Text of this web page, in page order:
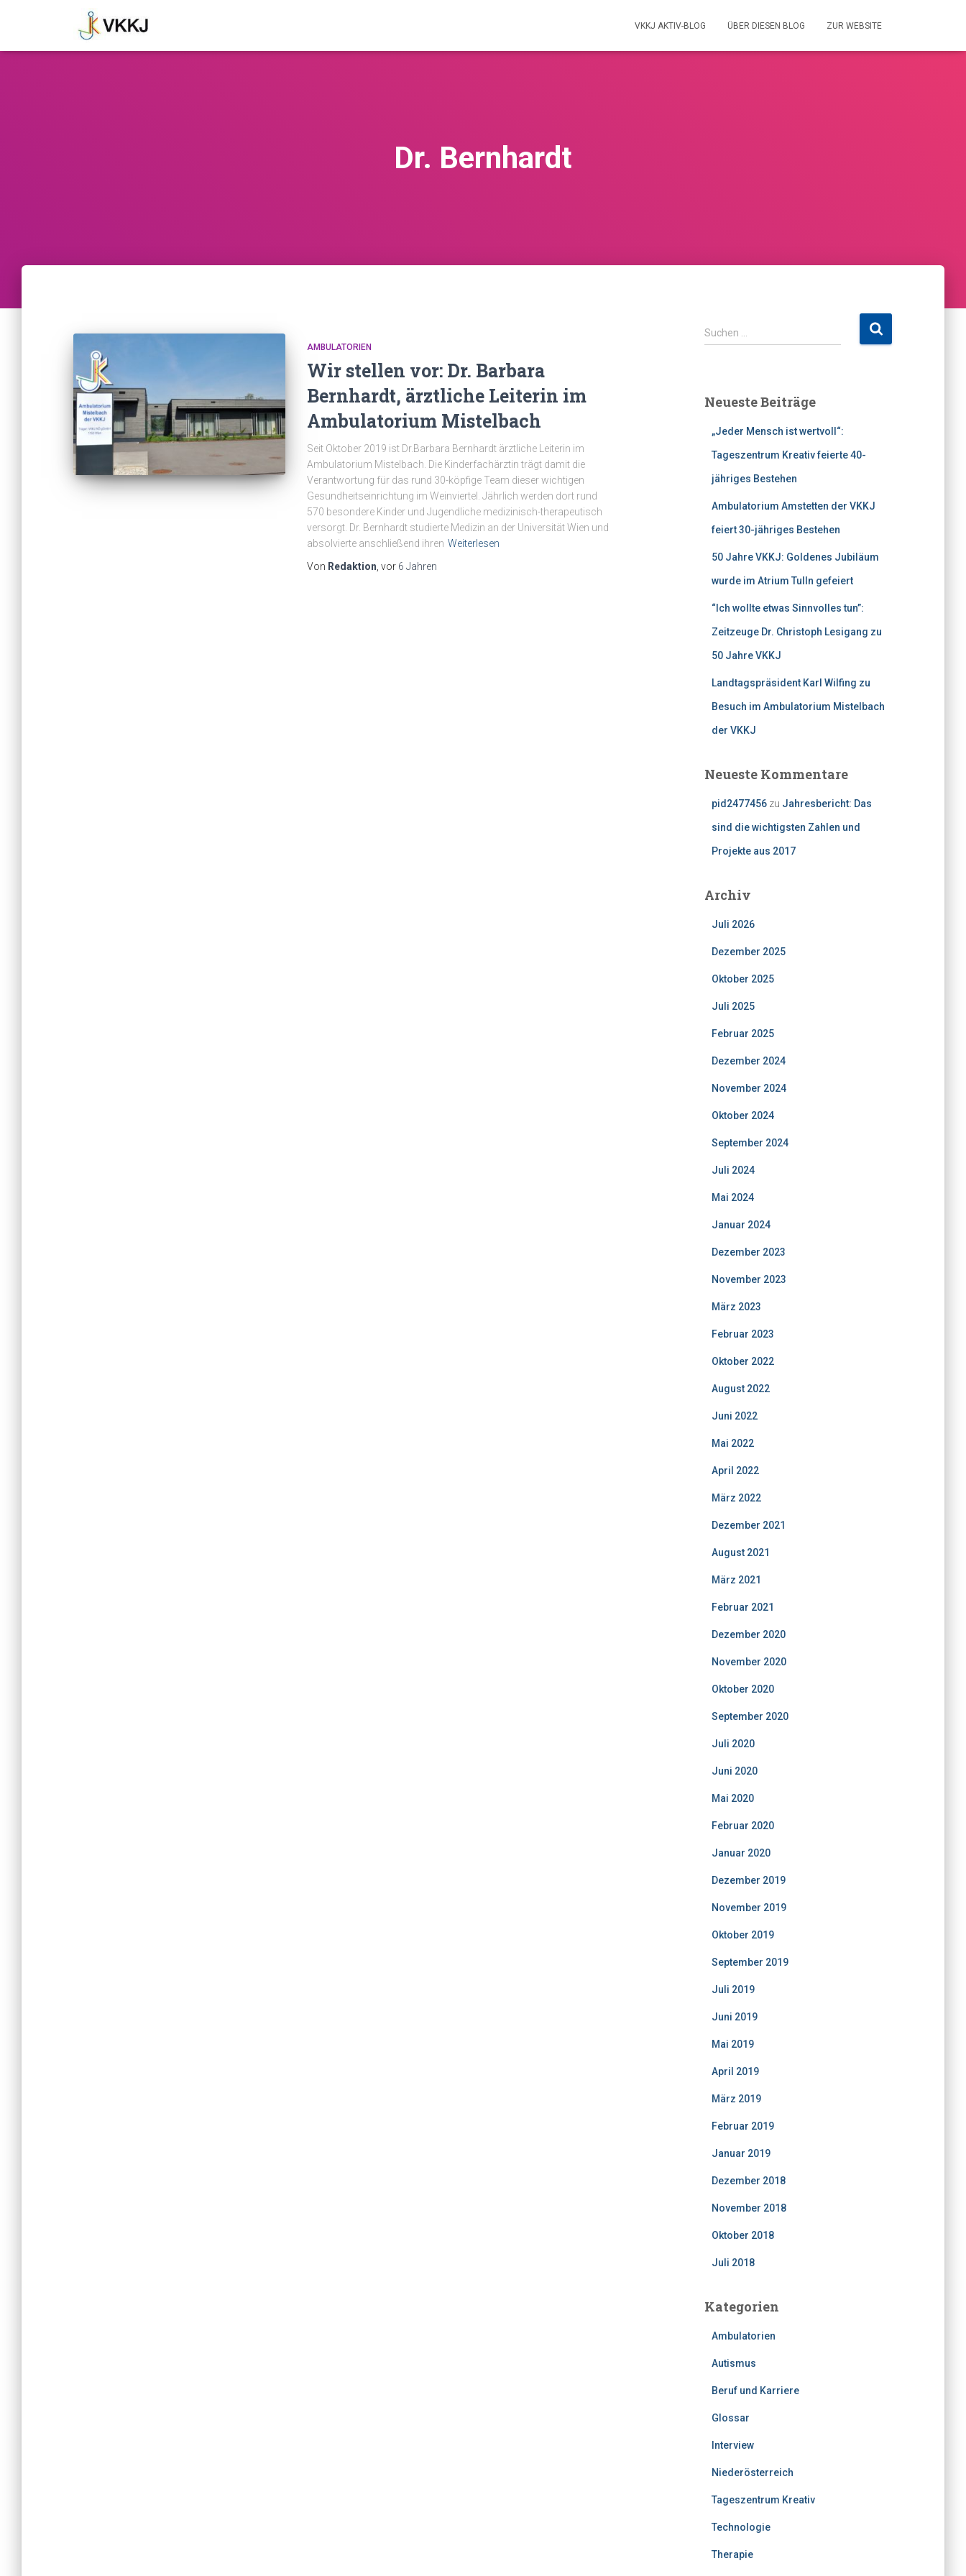
VKKJ AKTIV-BLOG ÜBER DIESEN BLOG ZUR WEBSITE
Dr. Bernhardt
AMBULATORIEN
Wir stellen vor: Dr. Barbara
Bernhardt, ärztliche Leiterin im
Ambulatorium Mistelbach
Seit Oktober 2019 ist Dr.Barbara Bernhardt ärztliche Leiterin im
Ambulatorium Mistelbach. Die Kinderfachärztin trägt damit die
Verantwortung für das rund 30-köpfige Team dieser wichtigen
Gesundheitseinrichtung im Weinviertel. Jährlich werden dort rund
570 besondere Kinder und Jugendliche medizinisch-therapeutisch
versorgt. Dr. Bernhardt studierte Medizin an der Universität Wien und
absolvierte anschließend ihren Weiterlesen
Von Redaktion , vor 6 Jahren
S
u
n
Suchen …
Neueste Beiträge
„Jeder Mensch ist wertvoll“:
Tageszentrum Kreativ feierte 40-
jähriges Bestehen
Ambulatorium Amstetten der VKKJ
feiert 30-jähriges Bestehen
50 Jahre VKKJ: Goldenes Jubiläum
wurde im Atrium Tulln gefeiert
“Ich wollte etwas Sinnvolles tun”:
Zeitzeuge Dr. Christoph Lesigang zu
50 Jahre VKKJ
Landtagspräsident Karl Wilfing zu
Besuch im Ambulatorium Mistelbach
der VKKJ
Neueste Kommentare
pid2477456zu Jahresbericht: Das
sind die wichtigsten Zahlen und
Projekte aus 2017
Archiv
Juli 2026
Dezember 2025
Oktober 2025
Juli 2025
Februar 2025
Dezember 2024
November 2024
Oktober 2024
September 2024
Juli 2024
Mai 2024
Januar 2024
Dezember 2023
November 2023
März 2023
Februar 2023
Oktober 2022
August 2022
Juni 2022
Mai 2022
April 2022
März 2022
Dezember 2021
August 2021
März 2021
Februar 2021
Dezember 2020
November 2020
Oktober 2020
September 2020
Juli 2020
Juni 2020
Mai 2020
Februar 2020
Januar 2020
Dezember 2019
November 2019
Oktober 2019
September 2019
Juli 2019
Juni 2019
Mai 2019
April 2019
März 2019
Februar 2019
Januar 2019
Dezember 2018
November 2018
Oktober 2018
Juli 2018
Kategorien
Ambulatorien
Autismus
Beruf und Karriere
Glossar
Interview
Niederösterreich
Tageszentrum Kreativ
Technologie
Therapie